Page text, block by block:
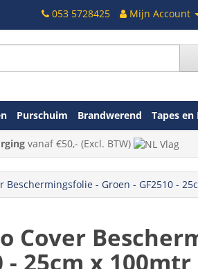
053 5728425 Mijn Account
Purschuim Brandwerend Tapes en
vanaf€50,- (Excl. BTW)
Beschermingsfolie - Groen - GF2510 -
Cover
- 25cm x 100mtr